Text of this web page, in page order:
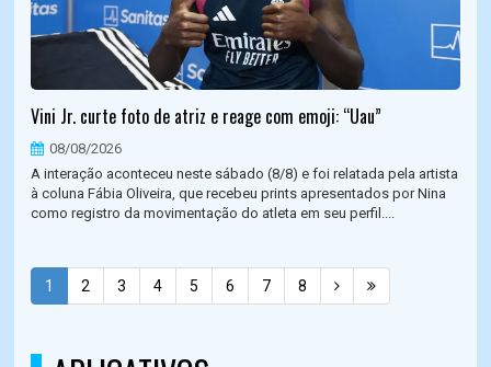
Vini Jr. curte foto de atriz e reage com emoji: “Uau”
08/08/2026
A interação aconteceu neste sábado (8/8) e foi relatada pela artista
à coluna Fábia Oliveira, que recebeu prints apresentados por Nina
como registro da movimentação do atleta em seu perfil....
1 2 3 4 5 6 7 8